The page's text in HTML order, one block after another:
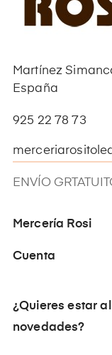
Martínez
España
925 22 78 73
ENVÍO
Mercería Rosi
Cuenta
¿Quieres estar
novedades?